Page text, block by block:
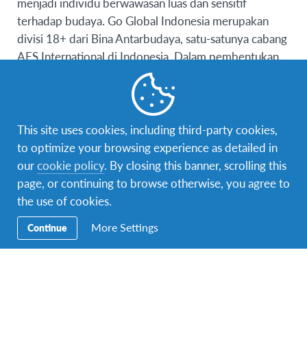
terhadap budaya. Go Global Indonesia merupakan
divisi 18+ dari Bina Antarbudaya, satu-satunya cabang
AFS International di Indonesia. Dalam pembentukan
program ini, Go Global Indonesia bekerja sama
dengan Campaign dan PIRAC.
Tujuan Program SDG PIPE 2019
Tujuan utama dari SDG PIPE adalah memberikan
sarana bagi calon penggerak perubahan di seluruh
Indonesia untuk mengembangkan inovasi sosial
mereka yang akan memberikan kontribusi yang berarti
terhadap komunitas yang terkait.
Adapun objektif yang perlu dicapai dalam program ini,
This site uses cookies, including third-party cookies,
to optimize your browsing experience as detailed in
ourcookie policy. By closing this banner, scrolling this
page, or continuing to browse otherwise, you agree to
the use of cookies.
Continue More Settings